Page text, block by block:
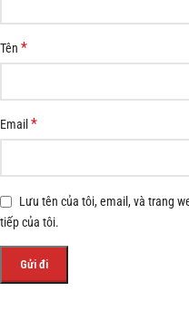
Tên *
Email *
Lưu tên của tôi, email, và trang
tiếp của tôi.